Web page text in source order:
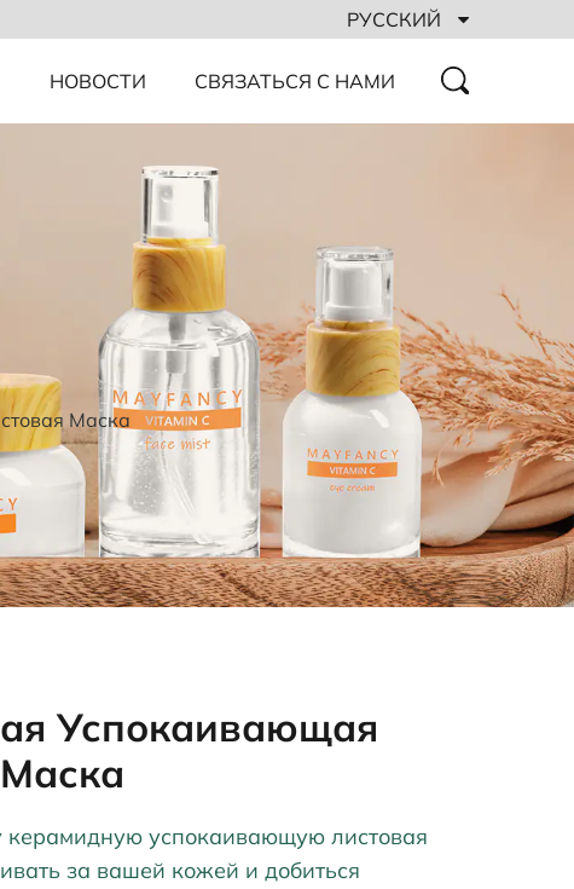
РУССКИЙ
НОВОСТИ СВЯЗАТЬСЯ С НАМИ
Маска
Успокаивающая
керамидную успокаивающую листовая
за вашей кожей и добиться